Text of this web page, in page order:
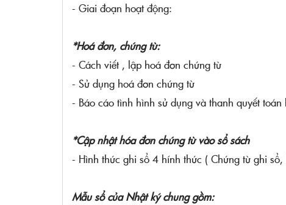
- Giai đoạn hoạt động:
*Hoá đơn, chứng từ:
- Cách viết , lập hoá đơn chứng từ
- Sử dụng hoá đơn chứng từ
- Báo cáo tình hình sử dụng và thanh quyết toán
*Cập nhật hóa đơn chứng từ vào sổ sách
- Hình thức ghi sổ 4 hính thức ( Chứng từ ghi
Mẫu sổ của Nhật ký chung gồm: